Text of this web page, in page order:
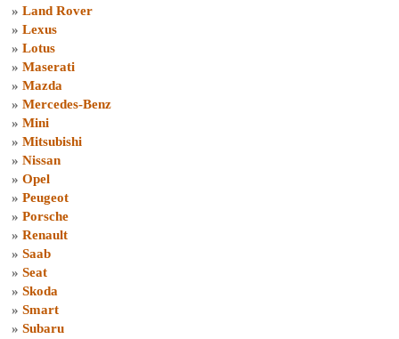
» Land Rover
» Lexus
» Lotus
» Maserati
» Mazda
» Mercedes-Benz
» Mini
» Mitsubishi
» Nissan
» Opel
» Peugeot
» Porsche
» Renault
» Saab
» Seat
» Skoda
» Smart
» Subaru